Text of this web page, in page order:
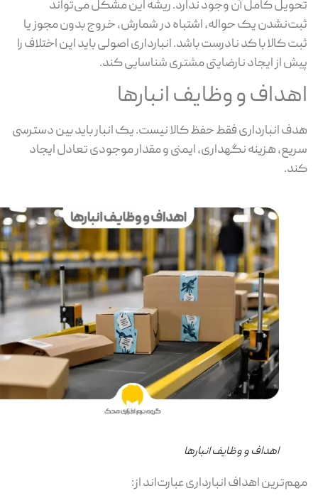
کامل آن وجود ندارد. ریشه این مشکل می‌تواند
یک حواله، اشتباه در شمارش، خروج بدون مجوز یا
کالا با کد نادرست باشد. انبارداری اصولی باید این اختلاف را
از ایجاد نارضایتی مشتری شناسایی کند.
و وظایف انبارها
انبارداری فقط حفظ کالا نیست. یک انبار باید بین دسترسی
هزینه نگهداری، ایمنی و مقدار موجودی تعادل ایجاد
اهداف و وظایف انبارها
اهداف انبارداری عبارت‌اند از: